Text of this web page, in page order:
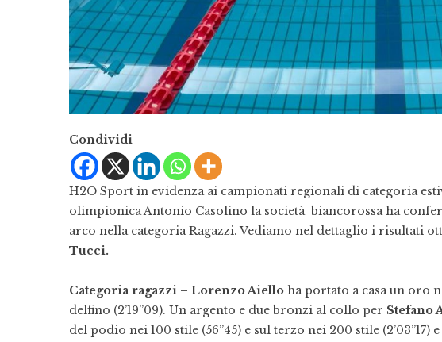
Condividi
H2O Sport in evidenza ai campionati regionali di categoria
olimpionica Antonio Casolino la società biancorossa ha
arco nella categoria Ragazzi. Vediamo nel dettaglio i risultati
Tucci.
Categoria ragazzi – Lorenzo Aiello ha portato a casa un oro
delfino (2’19”09). Un argento e due bronzi al collo per Stefano
del podio nei 100 stile (56”45) e sul terzo nei 200 stile (2’03”17)